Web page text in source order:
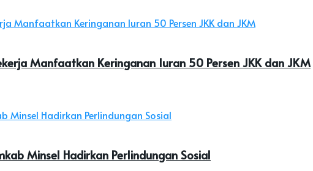
Manfaatkan Keringanan Iuran 50 Persen JKK dan JKM
Minsel Hadirkan Perlindungan Sosial